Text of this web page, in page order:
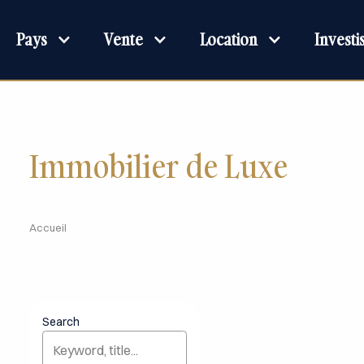
Pays Vente Location
Immobilier de Luxe
Accueil
Search